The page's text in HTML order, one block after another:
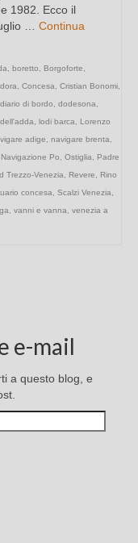
1982. Ecco il
… Continua
boretto Borgoforte
Concesa Cristian Bonomi
diario di bordo dodesona
lodi barca
Lorenzo
adige navigare brenta
Navigazione Po Ostiglia
Padre
Trezzo-Venezia Revere
Rino
concesa Scalzi Venezia
vanni e vanna
venezia a
e-mail
a questo blog, e